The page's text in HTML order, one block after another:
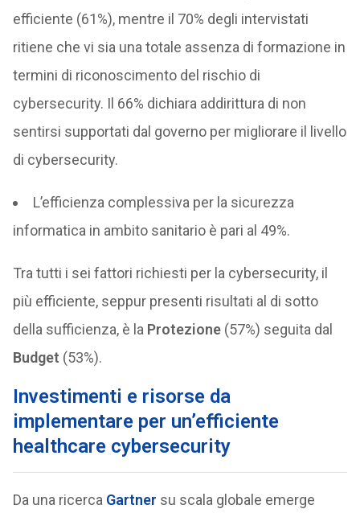
efficiente (61%), mentre il 70% degli intervistati
ritiene che vi sia una totale assenza di formazione in
termini di riconoscimento del rischio di
cybersecurity. Il 66% dichiara addirittura di non
sentirsi supportati dal governo per migliorare il livello
di cybersecurity.
L’efficienza complessiva per la sicurezza
informatica in ambito sanitario è pari al 49%.
Tra tutti i sei fattori richiesti per la cybersecurity, il
più efficiente, seppur presenti risultati al di sotto
della sufficienza, è la Protezione(57%) seguita dal
Budget (53%).
Investimenti e risorse da
implementare per un’efficiente
healthcare cybersecurity
Da una ricerca Gartner su scala globale emerge